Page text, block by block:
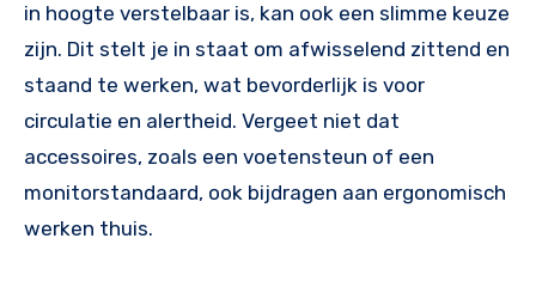
in hoogte verstelbaar is, kan ook een slimme keuze
zijn. Dit stelt je in staat om afwisselend zittend en
staand te werken, wat bevorderlijk is voor
circulatie en alertheid. Vergeet niet dat
accessoires, zoals een voetensteun of een
monitorstandaard, ook bijdragen aan ergonomisch
werken thuis.